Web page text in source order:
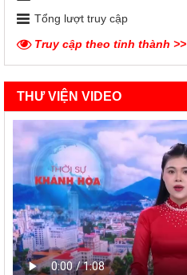
Tổng lượt truy cập
Truy cập theo tỉnh thành >>
THƯ VIỆN VIDEO